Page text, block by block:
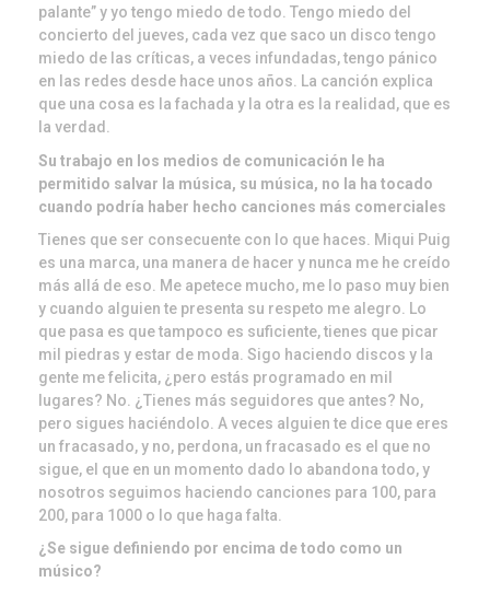
palante” y yo tengo miedo de todo. Tengo miedo del
concierto del jueves, cada vez que saco un disco tengo
miedo de las críticas, a veces infundadas, tengo pánico
en las redes desde hace unos años. La canción explica
que una cosa es la fachada y la otra es la realidad, que es
la verdad.
Su trabajo en los medios de comunicación le ha
permitido salvar la música, su música, no la ha tocado
cuando podría haber hecho canciones más comerciales
Tienes que ser consecuente con lo que haces. Miqui Puig
es una marca, una manera de hacer y nunca me he creído
más allá de eso. Me apetece mucho, me lo paso muy bien
y cuando alguien te presenta su respeto me alegro. Lo
que pasa es que tampoco es suficiente, tienes que picar
mil piedras y estar de moda. Sigo haciendo discos y la
gente me felicita, ¿pero estás programado en mil
lugares? No. ¿Tienes más seguidores que antes? No,
pero sigues haciéndolo. A veces alguien te dice que eres
un fracasado, y no, perdona, un fracasado es el que no
sigue, el que en un momento dado lo abandona todo, y
nosotros seguimos haciendo canciones para 100, para
200, para 1000 o lo que haga falta.
¿Se sigue definiendo por encima de todo como un
músico?